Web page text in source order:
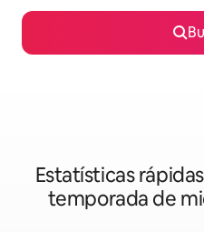
Estatísticas
temporada de